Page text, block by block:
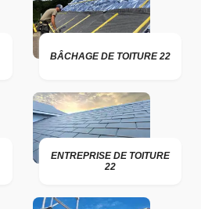
BÂCHAGE DE TOITURE 22
ENTREPRISE DE TOITURE
22